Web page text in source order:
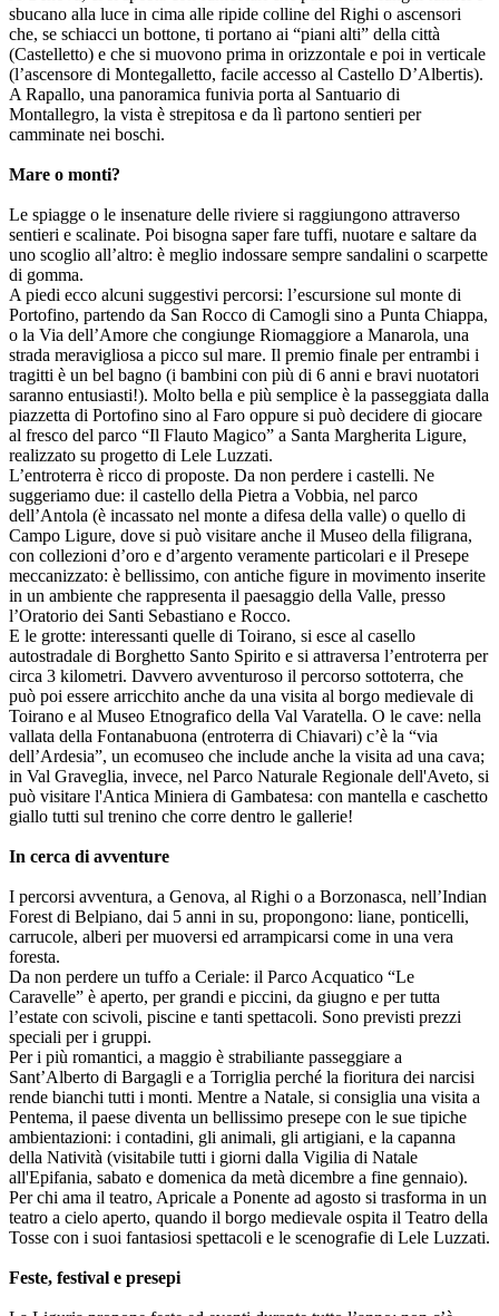
sbucano alla luce in cima alle ripide colline del Righi o ascensori
che, se schiacci un bottone, ti portano ai “piani alti” della città
(Castelletto) e che si muovono prima in orizzontale e poi in verticale
(l’ascensore di Montegalletto, facile accesso al Castello D’Albertis).
A Rapallo, una panoramica funivia porta al Santuario di
Montallegro, la vista è strepitosa e da lì partono sentieri per
camminate nei boschi.
Mare o monti?
Le spiagge o le insenature delle riviere si raggiungono attraverso
sentieri e scalinate. Poi bisogna saper fare tuffi, nuotare e saltare da
uno scoglio all’altro: è meglio indossare sempre sandalini o scarpette
di gomma.
A piedi ecco alcuni suggestivi percorsi: l’escursione sul monte di
Portofino, partendo da San Rocco di Camogli sino a Punta Chiappa,
o la Via dell’Amore che congiunge Riomaggiore a Manarola, una
strada meravigliosa a picco sul mare. Il premio finale per entrambi i
tragitti è un bel bagno (i bambini con più di 6 anni e bravi nuotatori
saranno entusiasti!). Molto bella e più semplice è la passeggiata dalla
piazzetta di Portofino sino al Faro oppure si può decidere di giocare
al fresco del parco “Il Flauto Magico” a Santa Margherita Ligure,
realizzato su progetto di Lele Luzzati.
L’entroterra è ricco di proposte. Da non perdere i castelli. Ne
suggeriamo due: il castello della Pietra a Vobbia, nel parco
dell’Antola (è incassato nel monte a difesa della valle) o quello di
Campo Ligure, dove si può visitare anche il Museo della filigrana,
con collezioni d’oro e d’argento veramente particolari e il Presepe
meccanizzato: è bellissimo, con antiche figure in movimento inserite
in un ambiente che rappresenta il paesaggio della Valle, presso
l’Oratorio dei Santi Sebastiano e Rocco.
E le grotte: interessanti quelle di Toirano, si esce al casello
autostradale di Borghetto Santo Spirito e si attraversa l’entroterra per
circa 3 kilometri. Davvero avventuroso il percorso sottoterra, che
può poi essere arricchito anche da una visita al borgo medievale di
Toirano e al Museo Etnografico della Val Varatella. O le cave: nella
vallata della Fontanabuona (entroterra di Chiavari) c’è la “via
dell’Ardesia”, un ecomuseo che include anche la visita ad una cava;
in Val Graveglia, invece, nel Parco Naturale Regionale dell'Aveto, si
può visitare l'Antica Miniera di Gambatesa: con mantella e caschetto
giallo tutti sul trenino che corre dentro le gallerie!
In cerca di avventure
I percorsi avventura, a Genova, al Righi o a Borzonasca, nell’Indian
Forest di Belpiano, dai 5 anni in su, propongono: liane, ponticelli,
carrucole, alberi per muoversi ed arrampicarsi come in una vera
foresta.
Da non perdere un tuffo a Ceriale: il Parco Acquatico “Le
Caravelle” è aperto, per grandi e piccini, da giugno e per tutta
l’estate con scivoli, piscine e tanti spettacoli. Sono previsti prezzi
speciali per i gruppi.
Per i più romantici, a maggio è strabiliante passeggiare a
Sant’Alberto di Bargagli e a Torriglia perché la fioritura dei narcisi
rende bianchi tutti i monti. Mentre a Natale, si consiglia una visita a
Pentema, il paese diventa un bellissimo presepe con le sue tipiche
ambientazioni: i contadini, gli animali, gli artigiani, e la capanna
della Natività (visitabile tutti i giorni dalla Vigilia di Natale
all'Epifania, sabato e domenica da metà dicembre a fine gennaio).
Per chi ama il teatro, Apricale a Ponente ad agosto si trasforma in un
teatro a cielo aperto, quando il borgo medievale ospita il Teatro della
Tosse con i suoi fantasiosi spettacoli e le scenografie di Lele Luzzati.
Feste, festival e presepi